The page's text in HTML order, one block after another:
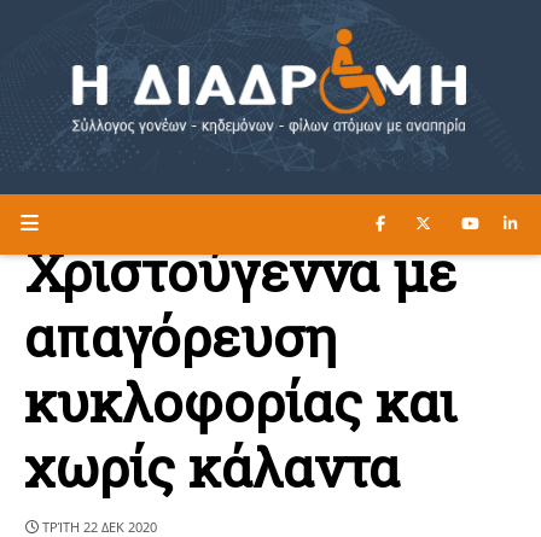
Η ΔΙΑΔΡΟΜΗ ΔΙΑΒΑΣΤΕ ΕΔΩ ►
Χριστούγεννα με
απαγόρευση
κυκλοφορίας και
χωρίς κάλαντα
ΤΡΊΤΗ 22 ΔΕΚ 2020